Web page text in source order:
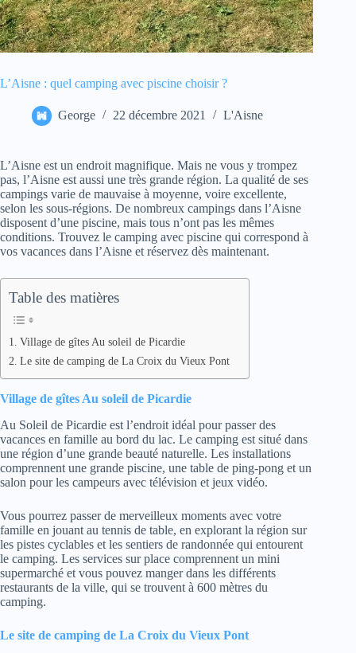
L’Aisne : quel camping avec piscine choisir ?
George 22 décembre 2021 L'Aisne
L’Aisne est un endroit magnifique. Mais ne vous y trompez
pas, l’Aisne est aussi une très grande région. La qualité de ses
campings varie de mauvaise à moyenne, voire excellente,
selon les sous-régions. De nombreux campings dans l’Aisne
disposent d’une piscine, mais tous n’ont pas les mêmes
conditions. Trouvez le camping avec piscine qui correspond à
vos vacances dans l’Aisne et réservez dès maintenant.
Table des matières
Village de gîtes Au soleil de Picardie
Le site de camping de La Croix du Vieux Pont
Village de gîtes Au soleil de Picardie
Au Soleil de Picardie est l’endroit idéal pour passer des
vacances en famille au bord du lac. Le camping est situé dans
une région d’une grande beauté naturelle. Les installations
comprennent une grande piscine, une table de ping-pong et un
salon pour les campeurs avec télévision et jeux vidéo.
Vous pourrez passer de merveilleux moments avec votre
famille en jouant au tennis de table, en explorant la région sur
les pistes cyclables et les sentiers de randonnée qui entourent
le camping. Les services sur place comprennent un mini
supermarché et vous pouvez manger dans les différents
restaurants de la ville, qui se trouvent à 600 mètres du
camping.
Le site de camping de La Croix du Vieux Pont